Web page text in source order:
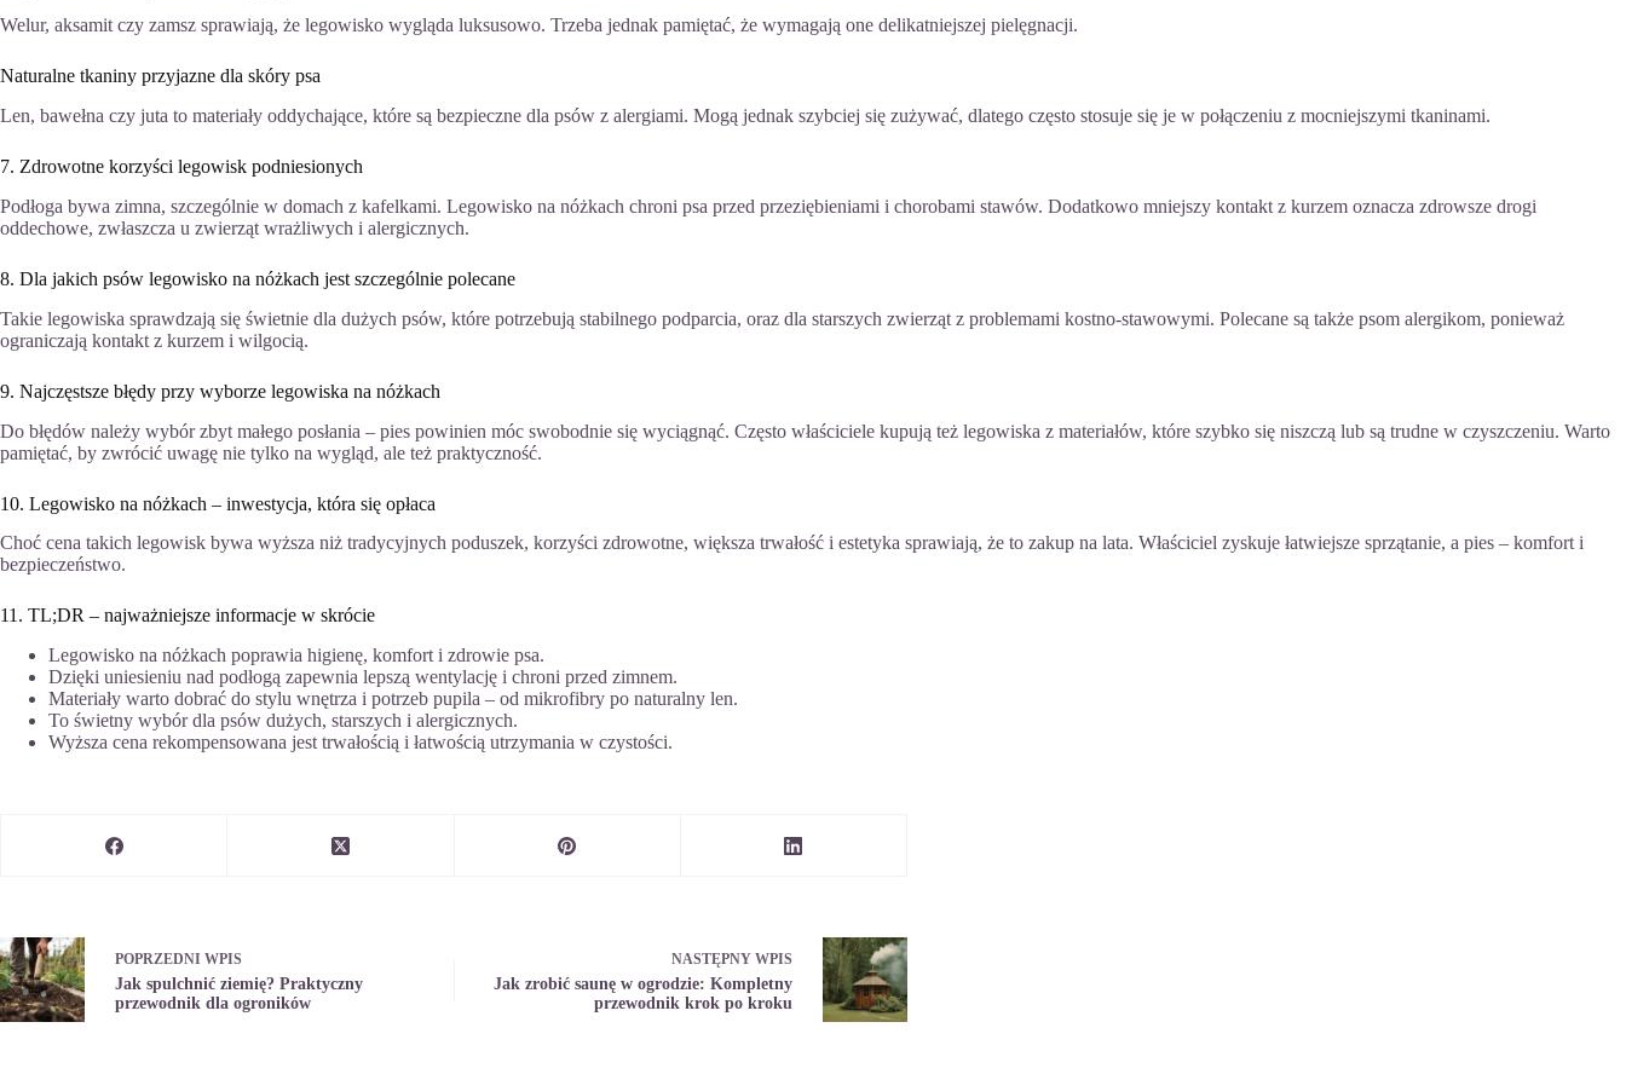
Welur, aksamit czy zamsz sprawiają, że legowisko wygląda luksusowo. Trzeba jednak pamiętać, że wymagają one delikatniejszej pielęgnacji.
Naturalne tkaniny przyjazne dla skóry psa
Len, bawełna czy juta to materiały oddychające, które są bezpieczne dla psów z alergiami. Mogą jednak szybciej się zużywać, dlatego często stosuje się je w połączeniu z mocniejszymi tkaninami.
7. Zdrowotne korzyści legowisk podniesionych
Podłoga bywa zimna, szczególnie w domach z kafelkami. Legowisko na nóżkach chroni psa przed przeziębieniami i chorobami stawów. Dodatkowo mniejszy kontakt z kurzem oznacza zdrowsze drogi
oddechowe, zwłaszcza u zwierząt wrażliwych i alergicznych.
8. Dla jakich psów legowisko na nóżkach jest szczególnie polecane
Takie legowiska sprawdzają się świetnie dla dużych psów, które potrzebują stabilnego podparcia, oraz dla starszych zwierząt z problemami kostno-stawowymi. Polecane są także psom alergikom, ponieważ
ograniczają kontakt z kurzem i wilgocią.
9. Najczęstsze błędy przy wyborze legowiska na nóżkach
Do błędów należy wybór zbyt małego posłania – pies powinien móc swobodnie się wyciągnąć. Często właściciele kupują też legowiska z materiałów, które szybko się niszczą lub są trudne w czyszczeniu. Warto
pamiętać, by zwrócić uwagę nie tylko na wygląd, ale też praktyczność.
10. Legowisko na nóżkach – inwestycja, która się opłaca
Choć cena takich legowisk bywa wyższa niż tradycyjnych poduszek, korzyści zdrowotne, większa trwałość i estetyka sprawiają, że to zakup na lata. Właściciel zyskuje łatwiejsze sprzątanie, a pies – komfort i
bezpieczeństwo.
11. TL;DR – najważniejsze informacje w skrócie
Legowisko na nóżkach poprawia higienę, komfort i zdrowie psa.
Dzięki uniesieniu nad podłogą zapewnia lepszą wentylację i chroni przed zimnem.
Materiały warto dobrać do stylu wnętrza i potrzeb pupila – od mikrofibry po naturalny len.
To świetny wybór dla psów dużych, starszych i alergicznych.
Wyższa cena rekompensowana jest trwałością i łatwością utrzymania w czystości.
POPRZEDNI WPIS
Jak spulchnić ziemię? Praktyczny
przewodnik dla ogroników
NASTĘPNY WPIS
Jak zrobić saunę w ogrodzie: Kompletny
przewodnik krok po kroku